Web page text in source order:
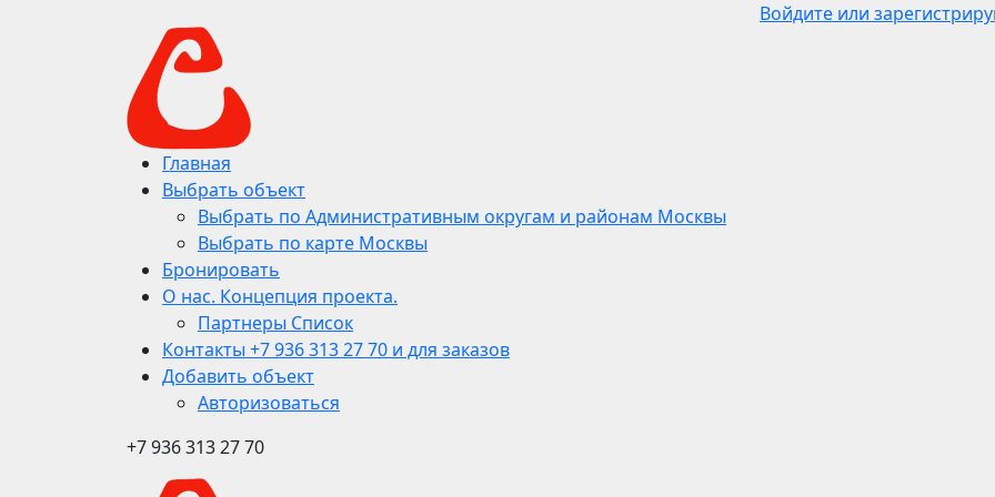
Войдите или
Главная
Выбрать объект
Выбрать по Административным округам и районам Москвы
Выбрать по карте Москвы
Бронировать
О нас. Концепция проекта.
Партнеры Список
Контакты +7 936 313 27 70 и для заказов
Добавить объект
Авторизоваться
+7 936 313 27 70